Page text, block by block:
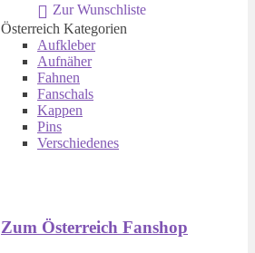
€ 44,90
weist
mehrere
Varianten
auf.
Die
Optionen
können
der
Zur Wunschliste
Österreich Kategorien
Aufkleber
Aufnäher
Fahnen
Fanschals
Kappen
Pins
Verschiedenes
Zum Österreich Fanshop